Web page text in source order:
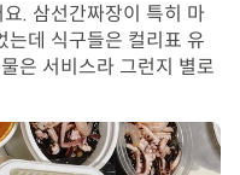
. 삼선간짜장이 특히 마
는데 식구들은 컬리표 유
은 서비스라 그런지 별로